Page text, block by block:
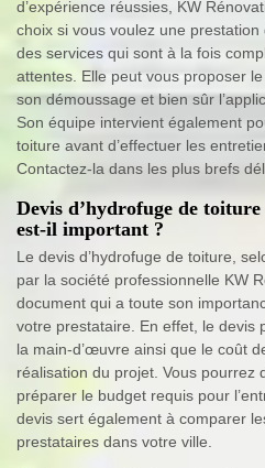
d’expérience réussies, KW
choix si vous voulez une
des services qui sont à la fois
attentes. Elle peut vous proposer
son démoussage et bien sûr
Son équipe intervient également
toiture avant d’effectuer les
Contactez-la dans les plus brefs
Devis d’hydrofuge de
est-il important ?
Le devis d’hydrofuge de toiture,
par la société professionnelle KW
document qui a toute son
votre prestataire. En effet, le devis
la main-d’œuvre ainsi que le coût
réalisation du projet. Vous pourrez
préparer le budget requis pour
devis sert également à comparer
prestataires dans votre ville.